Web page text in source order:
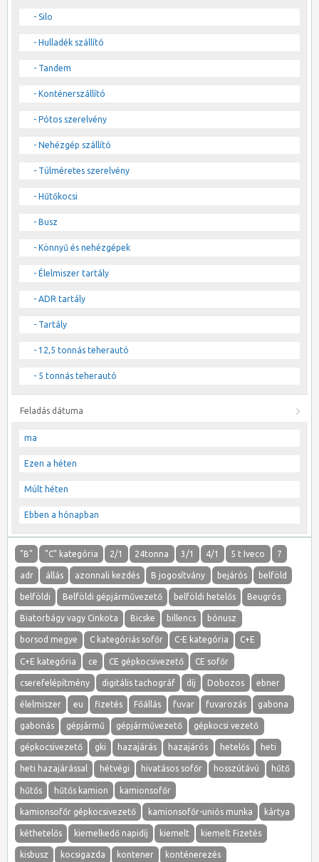
- Silo
- Hulladék szállító
- Tandem
- Konténerszállító
- Pótos szerelvény
- Nehézgép szállító
- Túlméretes szerelvény
- Hűtőkocsi
- Busz
- Könnyű és nehézgépek
- Élelmiszer tartály
- ADR tartály
- Tartály
- 12,5 tonnás teherautó
- 5 tonnás teherautó
Feladás dátuma
ma
Ezen a héten
Múlt héten
Ebben a hónapban
"B" "C" kategória 2/1 24tonna 3/1 4/1 5 t Iveco 7
adr állás azonnali kezdés B jogosítvány bejárós belföld
belföldi Belföldi gépjárművezető belföldi hetelős Beugrós
Biatorbágy vagy Cinkota Bicske billencs bónusz
borsod megye C kategóriás sofőr C-E kategória C+E
C+E kategória ce CE gépkocsivezető CE sofőr
cserefelépítmény digitális tachográf díj Dobozos ebner
élelmiszer eu fizetés Főállás fuvar fuvarozás gabona
gabonás gépjármű gépjárművezető gépkocsi vezető
gépkocsivezető gki hazajárás hazajárós hetelős heti
heti hazajárással hétvégi hivatásos sofőr hosszútávú hűtő
hűtős hűtős kamion kamionsofőr
kamionsofőr gépkocsivezető kamionsofőr-uniós munka kártya
kéthetelős kiemelkedő napidíj kiemelt kiemelt Fizetés
kisbusz kocsigazda kontener konténerezés